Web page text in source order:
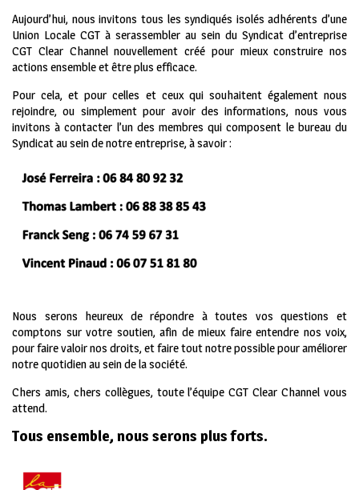
Aujourd’hui, nous invitons tous les syndiqués isolés adhérents d’une
Union Locale CGT à serassembler au sein du Syndicat d’entreprise
CGT Clear Channel nouvellement créé pour mieux construire nos
actions ensemble et être plus efficace.
Pour cela, et pour celles et ceux qui souhaitent également nous
rejoindre, ou simplement pour avoir des informations, nous vous
invitons à contacter l’un des membres qui composent le bureau du
Syndicat au sein de notre entreprise, à savoir :
Nous serons heureux de répondre à toutes vos questions et
comptons sur votre soutien, afin de mieux faire entendre nos voix,
pour faire valoir nos droits, et faire tout notre possible pour améliorer
notre quotidien au sein de la société.
Chers amis, chers collègues, toute l’équipe CGT Clear Channel vous
attend.
Tous ensemble, nous serons plus forts.